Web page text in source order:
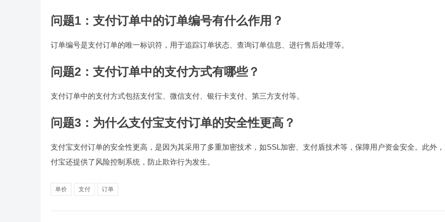
问题1：支付订单中的订单编号有什么作用？
订单编号是支付订单的唯一标识符，用于追踪订单状态、查询订单信息、进行售后处理等。
问题2：支付订单中的支付方式有哪些？
支付订单中的支付方式包括支付宝、微信支付、银行卡支付、第三方支付等。
问题3：为什么支付宝支付订单的安全性更高？
支付宝支付订单的安全性更高，是因为其采用了多重加密技术，如SSL加密、支付盾技术等，保障用户资金安全。此外
付宝还提供了风险控制系统，防止欺诈行为发生。
单价 支付 订单